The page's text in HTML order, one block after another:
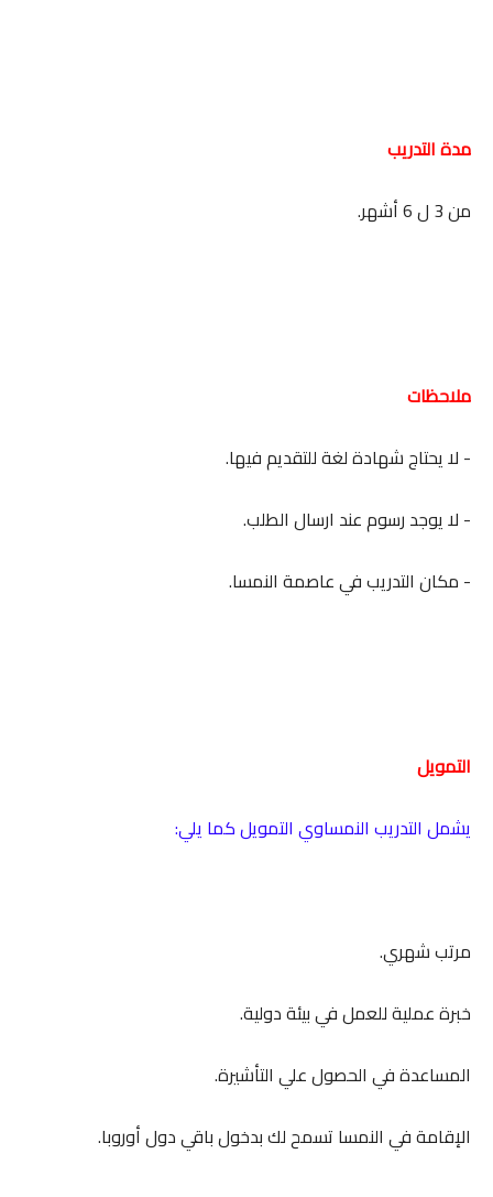
مدة التدريب
من 3 ل 6 أشهر.
ملاحظات
- لا يحتاج شهادة لغة للتقديم فيها.
- لا يوجد رسوم عند ارسال الطلب.
- مكان التدريب في عاصمة النمسا.
التمويل
يشمل التدريب النمساوي التمويل كما يلي:
مرتب شهري.
خبرة عملية للعمل في بيئة دولية.
المساعدة في الحصول علي التأشيرة.
الإقامة في النمسا تسمح لك بدخول باقي دول أوروبا.